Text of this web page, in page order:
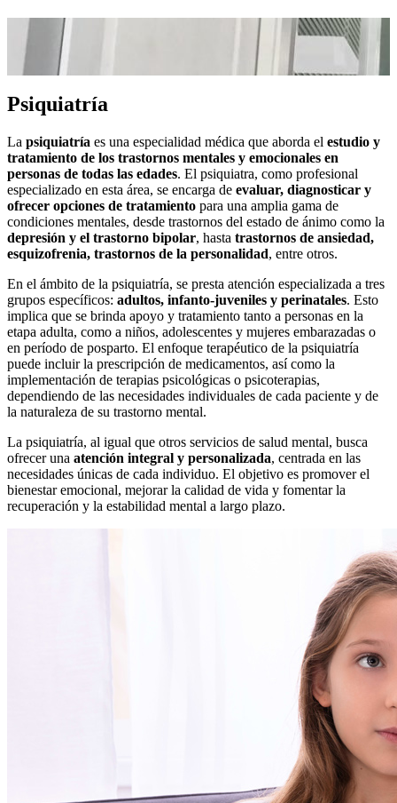
Psiquiatría
La psiquiatría es una especialidad médica que aborda el estudio y
tratamiento de los trastornos mentales y emocionales en
personas de todas las edades. El psiquiatra, como profesional
especializado en esta área, se encarga de evaluar, diagnosticar y
ofrecer opciones de tratamiento para una amplia gama de
condiciones mentales, desde trastornos del estado de ánimo como la
depresión y el trastorno bipolar, hasta trastornos de ansiedad,
esquizofrenia, trastornos de la personalidad, entre otros.
En el ámbito de la psiquiatría, se presta atención especializada a tres
grupos específicos: adultos, infanto-juveniles y perinatales. Esto
implica que se brinda apoyo y tratamiento tanto a personas en la
etapa adulta, como a niños, adolescentes y mujeres embarazadas o
en período de posparto. El enfoque terapéutico de la psiquiatría
puede incluir la prescripción de medicamentos, así como la
implementación de terapias psicológicas o psicoterapias,
dependiendo de las necesidades individuales de cada paciente y de
la naturaleza de su trastorno mental.
La psiquiatría, al igual que otros servicios de salud mental, busca
ofrecer una atención integral y personalizada, centrada en las
necesidades únicas de cada individuo. El objetivo es promover el
bienestar emocional, mejorar la calidad de vida y fomentar la
recuperación y la estabilidad mental a largo plazo.